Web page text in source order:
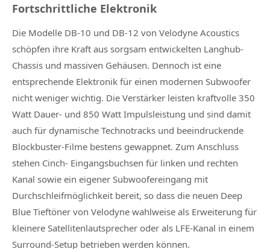
Fortschrittliche Elektronik
Die Modelle DB-10 und DB-12 von Velodyne Acoustics
schöpfen ihre Kraft aus sorgsam entwickelten Langhub-
Chassis und massiven Gehäusen. Dennoch ist eine
entsprechende Elektronik für einen modernen Subwoofer
nicht weniger wichtig. Die Verstärker leisten kraftvolle 350
Watt Dauer- und 850 Watt Impulsleistung und sind damit
auch für dynamische Technotracks und beeindruckende
Blockbuster-Filme bestens gewappnet. Zum Anschluss
stehen Cinch- Eingangsbuchsen für linken und rechten
Kanal sowie ein eigener Subwoofereingang mit
Durchschleifmöglichkeit bereit, so dass die neuen Deep
Blue Tieftöner von Velodyne wahlweise als Erweiterung für
kleinere Satellitenlautsprecher oder als LFE-Kanal in einem
Surround-Setup betrieben werden können.